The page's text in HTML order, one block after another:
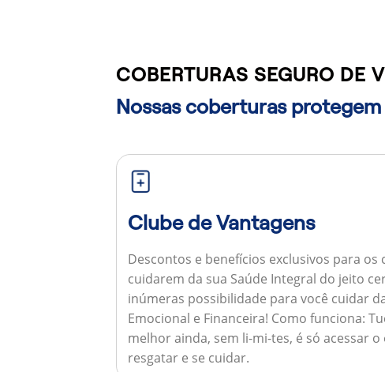
COBERTURAS SEGURO DE
Nossas coberturas protegem
Clube de Vantagens
Descontos e benefícios exclusivos para os
cuidarem da sua Saúde Integral do jeito
inúmeras possibilidade para você cuidar
Emocional e Financeira! Como funciona:
melhor ainda, sem li-mi-tes, é só acessar
resgatar e se cuidar.